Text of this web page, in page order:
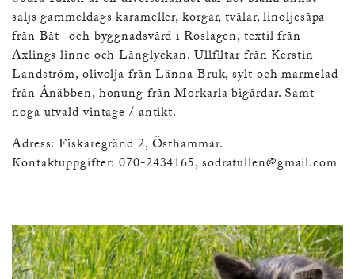
säljs gammeldags karameller, korgar, tvålar, linoljesåpa
från Båt- och byggnadsvård i Roslagen, textil från
Axlings linne och Långlyckan. Ullfiltar från Kerstin
Landström, olivolja från Länna Bruk, sylt och marmelad
från Ånäbben, honung från Morkarla bigårdar. Samt
noga utvald vintage / antikt.
Adress: Fiskaregränd 2, Östhammar.
Kontaktuppgifter: 070-2434165,sodratullen@gmail.com